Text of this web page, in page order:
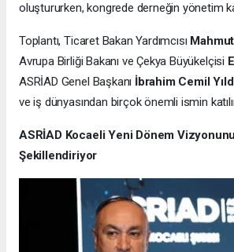
oluştururken, kongrede derneğin yönetim
Toplantı, Ticaret Bakan Yardımcısı
Avrupa Birliği Bakanı ve Çekya Büyükelçisi
ASRİAD Genel Başkanı İbrahim Cemil
ve iş dünyasından birçok önemli ismin
ASRİAD Kocaeli Yeni Dönem Vizyonunu
Şekillendiriyor